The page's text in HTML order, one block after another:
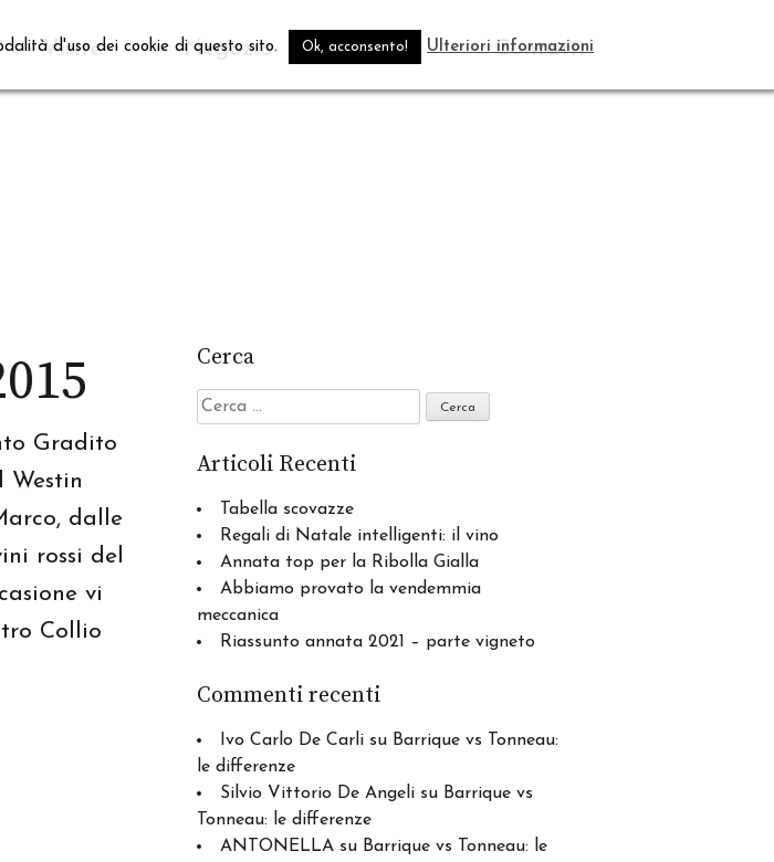
Visite Negozio Blog Contatti
Gradito
Westin
dalle
rossi del
vi
Collio
Cerca
Ricerca
per:
Articoli Recenti
Tabella scovazze
Regali di Natale intelligenti: il vino
Annata top per la Ribolla Gialla
Abbiamo provato la vendemmia
meccanica
Riassunto annata 2021 – parte vigneto
Commenti recenti
Ivo Carlo De Carli su Barrique vs Tonneau:
le differenze
Silvio Vittorio De Angeli su Barrique vs
Tonneau: le differenze
ANTONELLA su Barrique vs Tonneau: le
d'uso dei cookie di questo sito. Ok, acconsento! Ulteriori informazioni